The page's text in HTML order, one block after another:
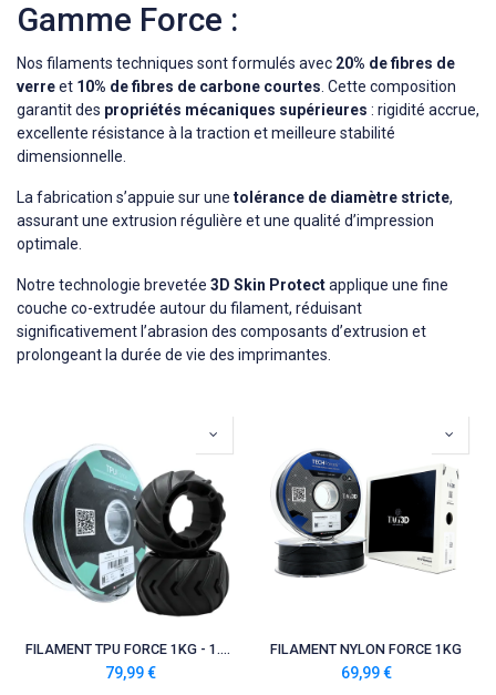
Gamme Force :
Nos filaments techniques sont formulés avec 20% de fibres de
verreet 10% de fibres de carbone courtes . Cette composition
garantit des propriétés mécaniques supérieures : rigidité accrue,
excellente résistance à la traction et meilleure stabilité
dimensionnelle.​
La fabrication s’appuie sur une tolérance de diamètre stricte,
assurant une extrusion régulière et une qualité d’impression
optimale.​
Notre technologie brevetée 3D Skin Protectapplique une fine
couche co-extrudée autour du filament, réduisant
significativement l’abrasion des composants d’extrusion et
prolongeant la durée de vie des imprimantes.
FILAMENT TPU FORCE 1KG - 1.75 MM
79,99€
FILAMENT NYLON FORCE 1KG
69,99€